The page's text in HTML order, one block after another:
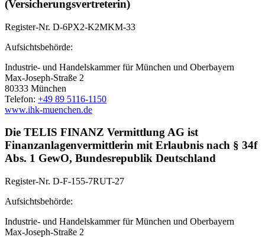
(Versicherungsvertreterin)
Register-Nr. D-6PX2-K2MKM-33
Aufsichtsbehörde:
Industrie- und Handelskammer für München und Oberbayern
Max-Joseph-Straße 2
80333 München
Telefon: +49 89 5116-1150
www.ihk-muenchen.de
Die TELIS FINANZ Vermittlung AG ist
Finanzanlagenvermittlerin mit Erlaubnis nach § 34f
Abs. 1 GewO, Bundesrepublik Deutschland
Register-Nr. D-F-155-7RUT-27
Aufsichtsbehörde:
Industrie- und Handelskammer für München und Oberbayern
Max-Joseph-Straße 2